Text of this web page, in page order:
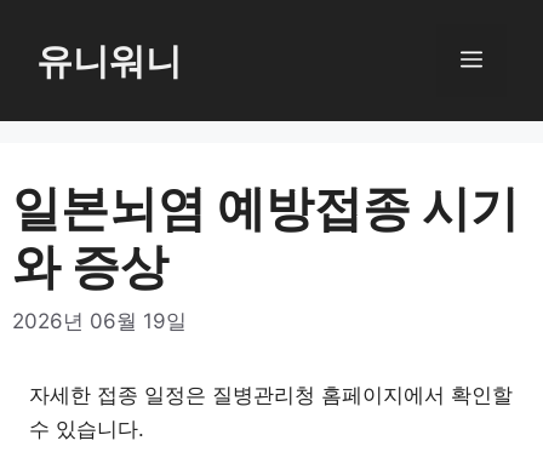
로
기
유니워니 메
일본뇌염 예방접종 시기
와 증상
2026년 06월 19일
자세한 접종 일정은 질병관리청 홈페이지에서 확인할
수 있습니다.